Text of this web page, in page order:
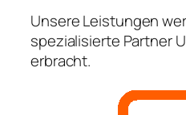
Unsere Leistungen
spezialisierte Partner
erbracht.